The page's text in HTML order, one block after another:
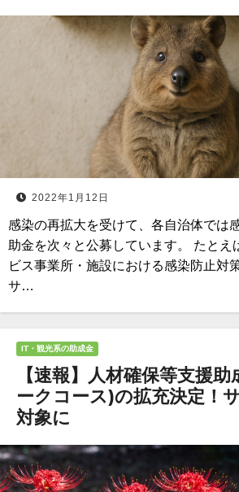
2022年1月12日
感染の再拡大を受けて、各自治体では
助金を次々と公募しています。 たとえ
ビス事業所・施設における感染防止対
サ…
IT・観光系の助成金
【速報】人材確保等支援
ークコース)の拡充決定！
対象に